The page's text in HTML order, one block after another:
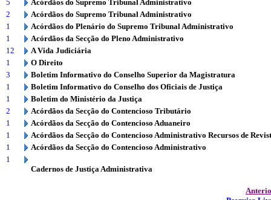
5
Acórdãos do Supremo Tribunal Administrativo
2
Acórdãos do Supremo Tribunal Administrativo
1
Acórdãos do Plenário do Supremo Tribunal Administrativo
1
Acórdãos da Secção do Pleno Administrativo
12
A Vida Judiciária
1
O Direito
3
Boletim Informativo do Conselho Superior da Magistratura
1
Boletim Informativo do Conselho dos Oficiais de Justiça
1
Boletim do Ministério da Justiça
2
Acórdãos da Secção do Contencioso Tributário
1
Acórdãos da Secção do Contencioso Aduaneiro
1
Acórdãos da Secção do Contencioso Administrativo Recursos de
1
Acórdãos da Secção do Contencioso Administrativo
1
Cadernos de Justiça Administrativa